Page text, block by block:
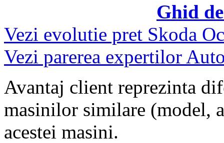
Ghid
Vezi evolutie pret Skoda
Vezi parerea expertilor
Avantaj client reprezinta
masinilor similare (model,
acestei masini.